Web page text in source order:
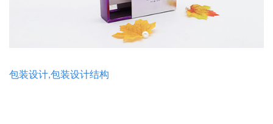
包装设计,包装设计结构